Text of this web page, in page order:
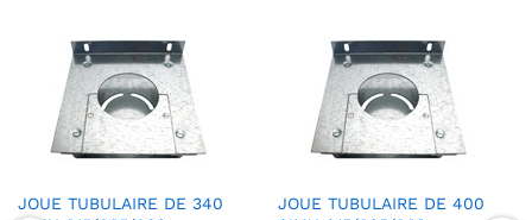
JOUE TUBULAIRE DE 340
JOUE TUBULAIRE DE 400